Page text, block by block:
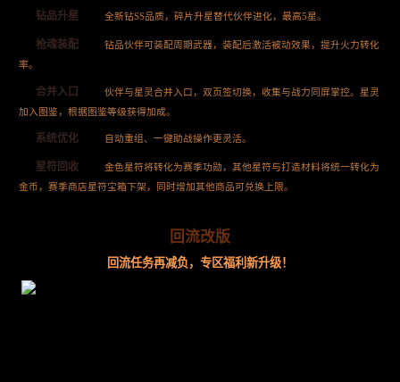
钻品升星 全新钻SS品质，碎片升星替代伙伴进化，最高5星。
枪魂装配
钻品伙伴可装配周期武器，装配后激活被动效果，提升火力转化
率。
合并入口
伙伴与星灵合并入口，双页签切换，收集与战力同屏掌控。星灵
加入图鉴，根据图鉴等级获得加成。
系统优化 自动重组、一键助战操作更灵活。
星符回收
金色星符将转化为赛季功勋，其他星符与打造材料将统一转化为
金币，赛季商店星符宝箱下架，同时增加其他商品可兑换上限。
回流改版
回流任务再减负，专区福利新升级！